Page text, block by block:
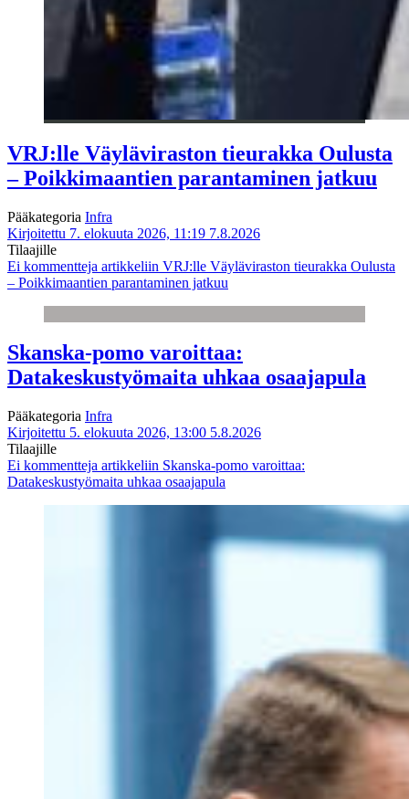
VRJ:lle Väyläviraston tieurakka Oulusta
– Poikkimaantien parantaminen jatkuu
Pääkategoria Infra
Kirjoitettu 7. elokuuta 2026, 11:19 7.8.2026
Tilaajille
Ei kommentteja artikkeliin VRJ:lle Väyläviraston tieurakka Oulusta
– Poikkimaantien parantaminen jatkuu
Skanska-pomo varoittaa:
Datakeskustyömaita uhkaa osaajapula
Pääkategoria Infra
Kirjoitettu 5. elokuuta 2026, 13:00 5.8.2026
Tilaajille
Ei kommentteja artikkeliin Skanska-pomo varoittaa:
Datakeskustyömaita uhkaa osaajapula